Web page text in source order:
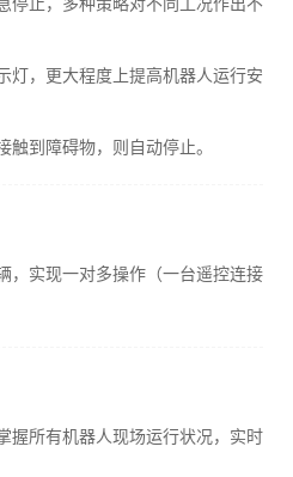
停止，多种策略对不同工况作出不
灯，更大程度上提高机器人运行安
触到障碍物，则自动停止。
，实现一对多操作（一台遥控连接
握所有机器人现场运行状况，实时